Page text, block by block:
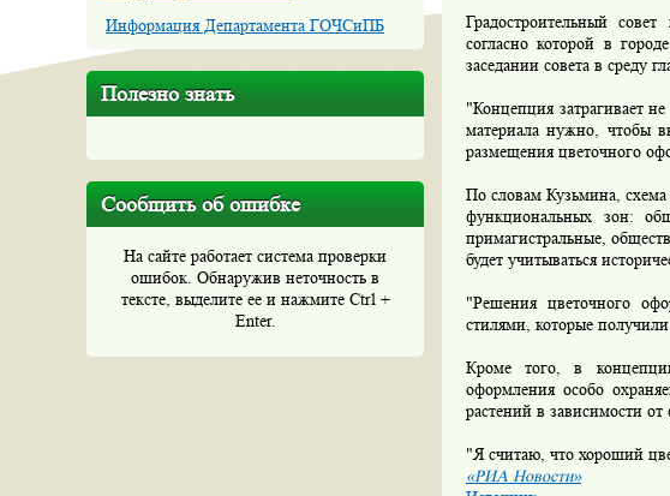
Информация Департамента ГОЧСиПБ
Полезно знать
Сообщить об ошибке
На сайте работает система проверки
ошибок. Обнаружив неточность в
тексте, выделите ее и нажмите Ctrl +
Enter.
Градостроительный
согласно которой в
заседании совета в среду
"Концепция затрагивает
материала нужно, чтобы
размещения цветочного
По словам Кузьмина, схема
функциональных зон:
примагистральные,
будет учитываться
"Решения цветочного
стилями, которые
Кроме того, в
оформления особо
растений в зависимости
"Я считаю, что хороший
«РИА Новости»